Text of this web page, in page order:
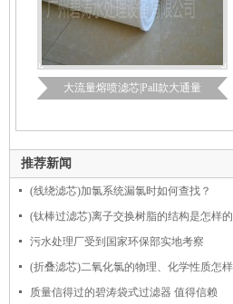
大流量熔喷滤芯|Pall款大通量
推荐新闻
(线绕滤芯)加氯系统漏氯时如何查找？
(钛棒过滤芯)离子交换树脂的结构是怎样的
污水处理厂受到国家环保部实地考察
(折叠滤芯)二氧化氯的物理、化学性质怎样
质量信得过的碧涛袋式过滤器 值得信赖